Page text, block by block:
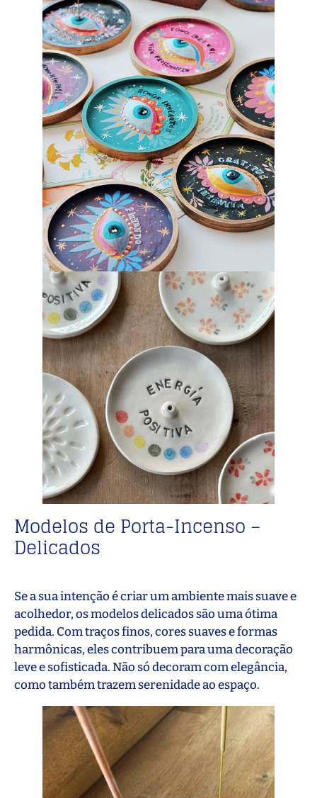
Modelos de Porta-Incenso –
Delicados
Se a sua intenção é criar um ambiente mais suave e
acolhedor, os modelos delicados são uma ótima
pedida. Com traços finos, cores suaves e formas
harmônicas, eles contribuem para uma decoração
leve e sofisticada. Não só decoram com elegância,
como também trazem serenidade ao espaço.